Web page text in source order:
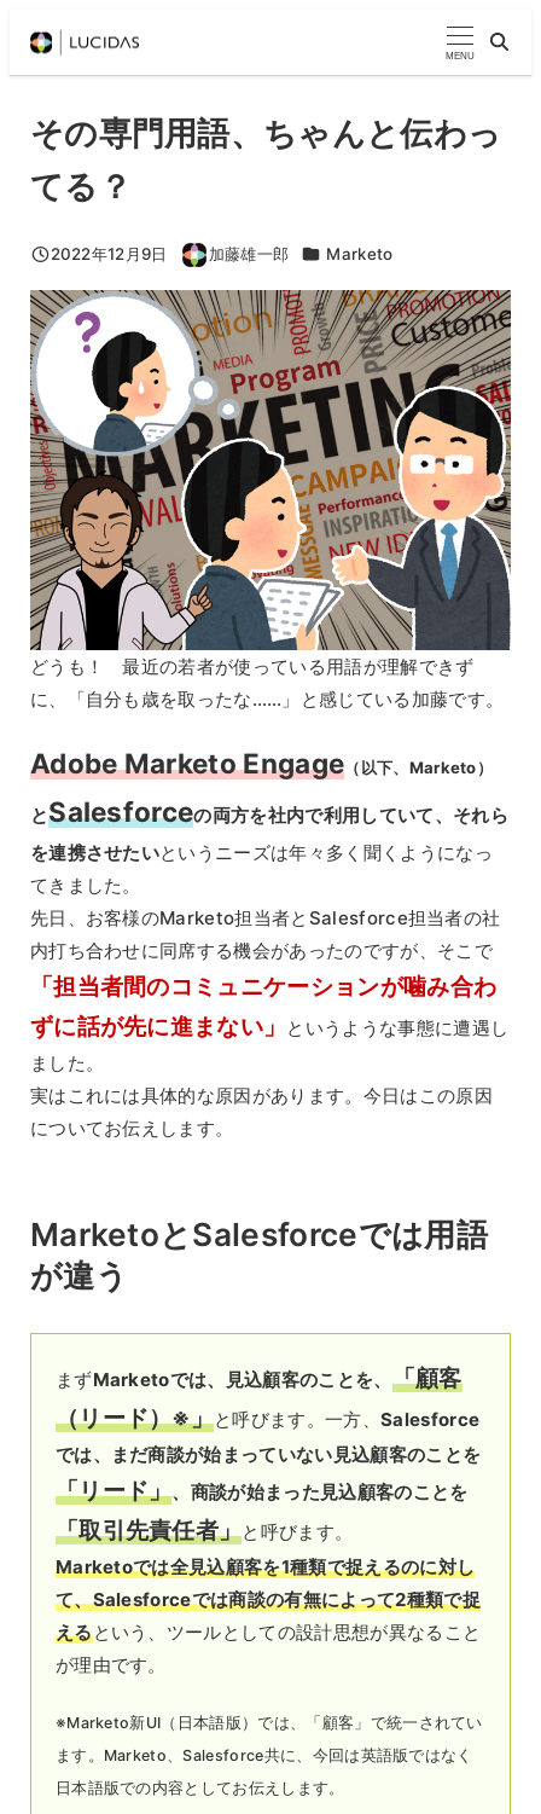
MENU
その専門用語、ちゃんと伝わっ
てる？
投稿日
2022年12月9日
著
者
加藤雄一郎 カテゴリー
Marketo
どうも！ 最近の若者が使っている用語が理解できず
に、「自分も歳を取ったな……」と感じている加藤です。
Adobe Marketo Engage （以下、Marketo）
とSalesforceの両方を社内で利用していて、それら
を連携させたいというニーズは年々多く聞くようになっ
てきました。
先日、お客様のMarketo担当者とSalesforce担当者の社
内打ち合わせに同席する機会があったのですが、そこで
「担当者間のコミュニケーションが噛み合わ
ずに話が先に進まない」
というような事態に遭遇し
ました。
実はこれには具体的な原因があります。今日はこの原因
についてお伝えします。
MarketoとSalesforceでは用語
が違う
まずMarketoでは、見込顧客のことを、 「顧客
（リード）※」と呼びます。一方、Salesforce
では、まだ商談が始まっていない見込顧客のことを
「リード」、商談が始まった見込顧客のことを
「取引先責任者」と呼びます。
Marketoでは全見込顧客を1種類で捉えるのに対し
て、Salesforceでは商談の有無によって2種類で捉
えるという、ツールとしての設計思想が異なること
が理由です。
※Marketo新UI（日本語版）では、「顧客」で統一されてい
ます。Marketo、Salesforce共に、今回は英語版ではなく
日本語版での内容としてお伝えします。